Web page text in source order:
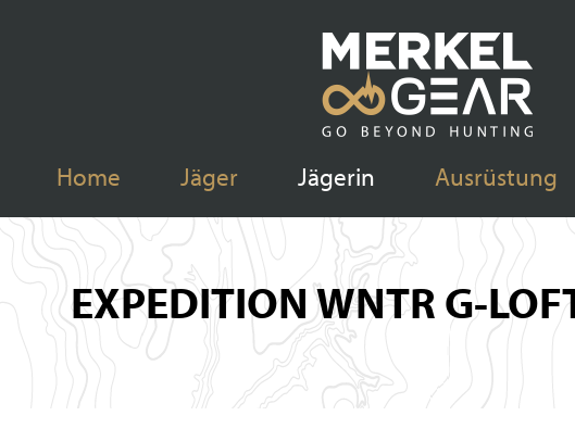
Home Jäger Jägerin Ausrüstung
EXPEDITION WNTR G-